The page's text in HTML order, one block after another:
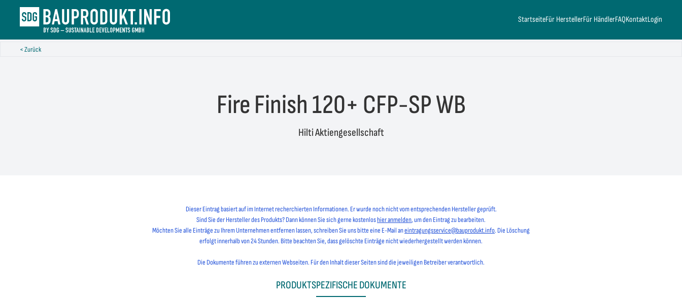
StartseiteFür HerstellerFür HändlerFAQKontaktLogin
< Zurück
Fire Finish 120+ CFP-SP WB
Hilti Aktiengesellschaft
Dieser Eintrag basiert auf im Internet recherchierten Informationen. Er wurde noch nicht vom entsprechenden Hersteller geprüft.
Sind Sie der Hersteller des Produkts? Dann können Sie sich gerne kostenloshier anmelden, um den Eintrag zu bearbeiten.
Möchten Sie alle Einträge zu Ihrem Unternehmen entfernen lassen, schreiben Sie uns bitte eine E-Mail aneintragungsservice@bauprodukt.info. Die Löschung
erfolgt innerhalb von 24 Stunden. Bitte beachten Sie, dass gelöschte Einträge nicht wiederhergestellt werden können.
Die Dokumente führen zu externen Webseiten. Für den Inhalt dieser Seiten sind die jeweiligen Betreiber verantwortlich.
PRODUKTSPEZIFISCHE DOKUMENTE